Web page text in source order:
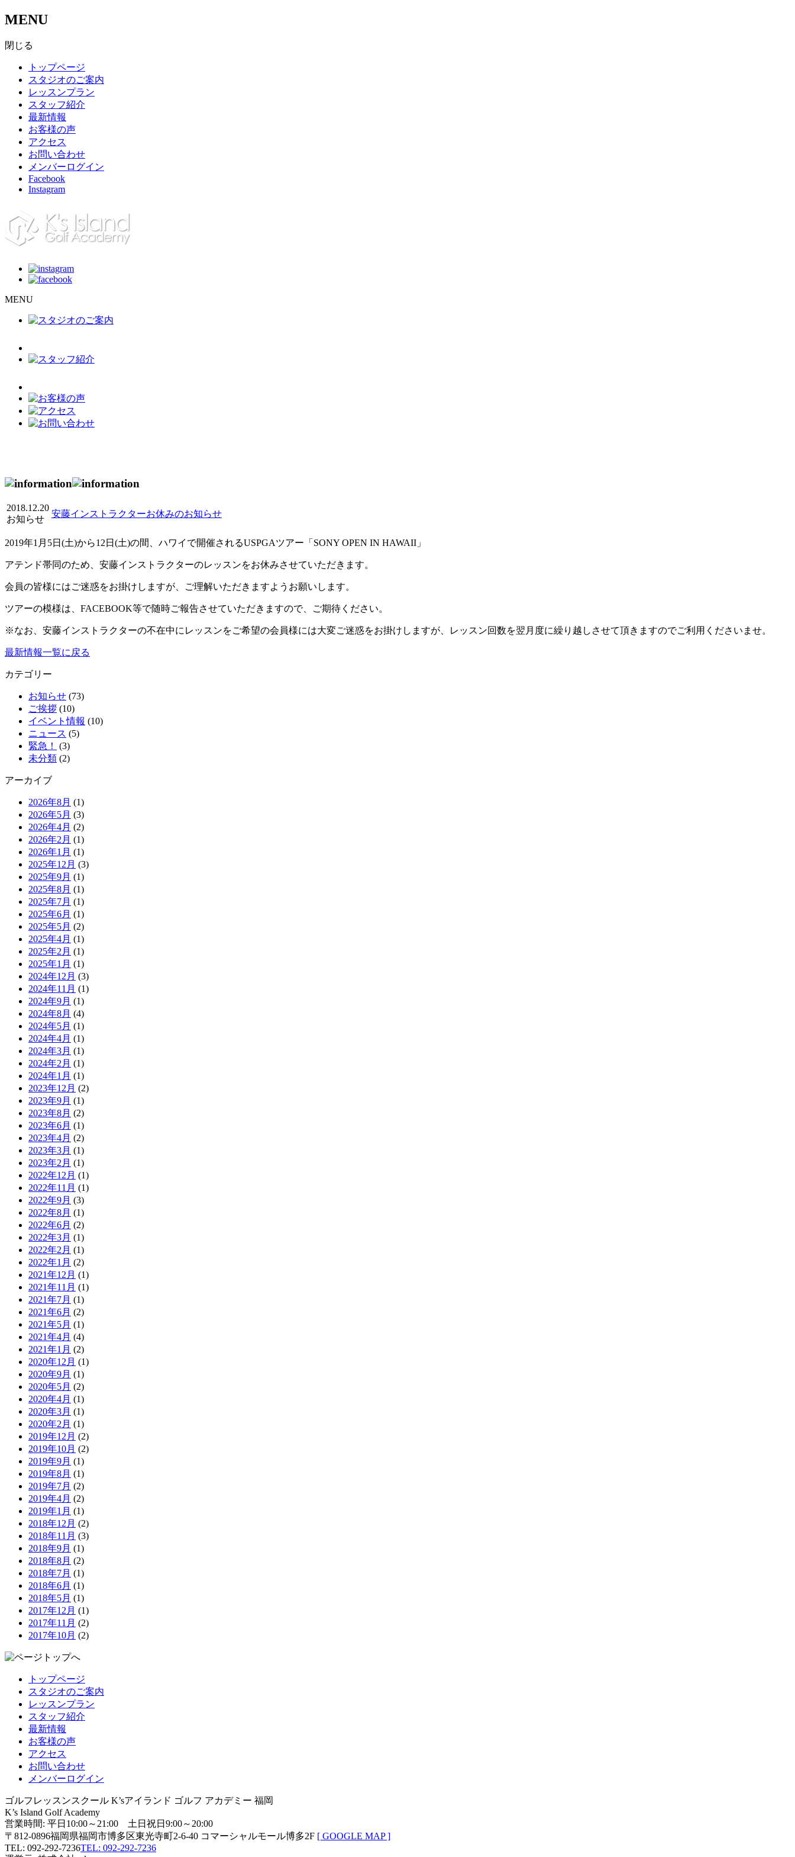
MENU
閉じる
トップページ
スタジオのご案内
レッスンプラン
スタッフ紹介
最新情報
お客様の声
アクセス
お問い合わせ
メンバーログイン
Facebook
Instagram
MENU
2018.12.20
お知らせ
安藤インストラクターお休みのお知らせ
2019年1月5日(土)から12日(土)の間、ハワイで開催されるUSPGAツアー「SONY OPEN IN HAWAII」
アテンド帯同のため、安藤インストラクターのレッスンをお休みさせていただきます。
会員の皆様にはご迷惑をお掛けしますが、ご理解いただきますようお願いします。
ツアーの模様は、FACEBOOK等で随時ご報告させていただきますので、ご期待ください。
※なお、安藤インストラクターの不在中にレッスンをご希望の会員様には大変ご迷惑をお掛けしますが、レッスン回数を翌月度に繰り越しさせて頂きますのでご利用くださいませ。
最新情報一覧に戻る
カテゴリー
お知らせ (73)
ご挨拶 (10)
イベント情報 (10)
ニュース (5)
緊急！
(3)
未分類 (2)
アーカイブ
2026年8月 (1)
2026年5月 (3)
2026年4月 (2)
2026年2月 (1)
2026年1月 (1)
2025年12月 (3)
2025年9月 (1)
2025年8月 (1)
2025年7月 (1)
2025年6月 (1)
2025年5月 (2)
2025年4月 (1)
2025年2月 (1)
2025年1月 (1)
2024年12月 (3)
2024年11月 (1)
2024年9月 (1)
2024年8月 (4)
2024年5月 (1)
2024年4月 (1)
2024年3月 (1)
2024年2月 (1)
2024年1月 (1)
2023年12月 (2)
2023年9月 (1)
2023年8月 (2)
2023年6月 (1)
2023年4月 (2)
2023年3月 (1)
2023年2月 (1)
2022年12月 (1)
2022年11月 (1)
2022年9月 (3)
2022年8月 (1)
2022年6月 (2)
2022年3月 (1)
2022年2月 (1)
2022年1月 (2)
2021年12月 (1)
2021年11月 (1)
2021年7月 (1)
2021年6月 (2)
2021年5月 (1)
2021年4月 (4)
2021年1月 (2)
2020年12月 (1)
2020年9月 (1)
2020年5月 (2)
2020年4月 (1)
2020年3月 (1)
2020年2月 (1)
2019年12月 (2)
2019年10月 (2)
2019年9月 (1)
2019年8月 (1)
2019年7月 (2)
2019年4月 (2)
2019年1月 (1)
2018年12月 (2)
2018年11月 (3)
2018年9月 (1)
2018年8月 (2)
2018年7月 (1)
2018年6月 (1)
2018年5月 (1)
2017年12月 (1)
2017年11月 (2)
2017年10月 (2)
トップページ
スタジオのご案内
レッスンプラン
スタッフ紹介
最新情報
お客様の声
アクセス
お問い合わせ
メンバーログイン
ゴルフレッスンスクール K’sアイランド ゴルフ アカデミー 福岡
K’s Island Golf Academy
営業時間: 平日10:00～21:00 土日祝日9:00～20:00
〒812-0896福岡県福岡市博多区東光寺町2-6-40 コマーシャルモール博多2F [ GOOGLE MAP ]
TEL: 092-292-7236TEL: 092-292-7236